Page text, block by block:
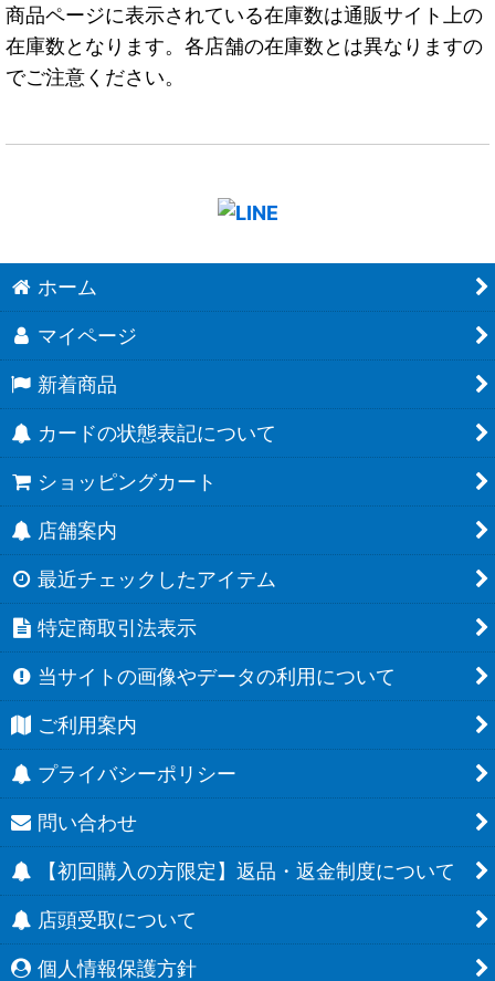
商品ページに表示されている在庫数は通販サイト上の
在庫数となります。各店舗の在庫数とは異なりますの
でご注意ください。
ホーム
マイページ
新着商品
カードの状態表記について
ショッピングカート
店舗案内
最近チェックしたアイテム
特定商取引法表示
当サイトの画像やデータの利用について
ご利用案内
プライバシーポリシー
問い合わせ
【初回購入の方限定】返品・返金制度について
店頭受取について
個人情報保護方針